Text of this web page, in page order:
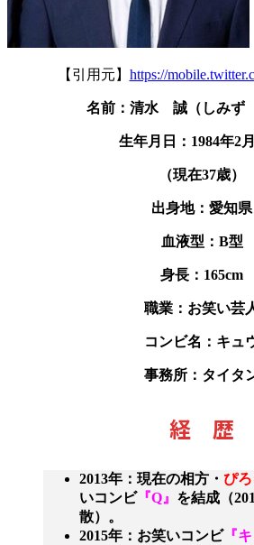
【引用元】 https://
名前：清水 誠（しみず
生年月日：1984年2
（現在37歳）
出身地：愛知県
血液型：B型
身長：165cm
職業：お笑い芸
コンビ名：キュ
事務所：タイタ
経 歴
2013年：現在の相方・ ぴろ
いコンビ『Q』 を結成（
散）。
2015年：お笑いコンビ『キ